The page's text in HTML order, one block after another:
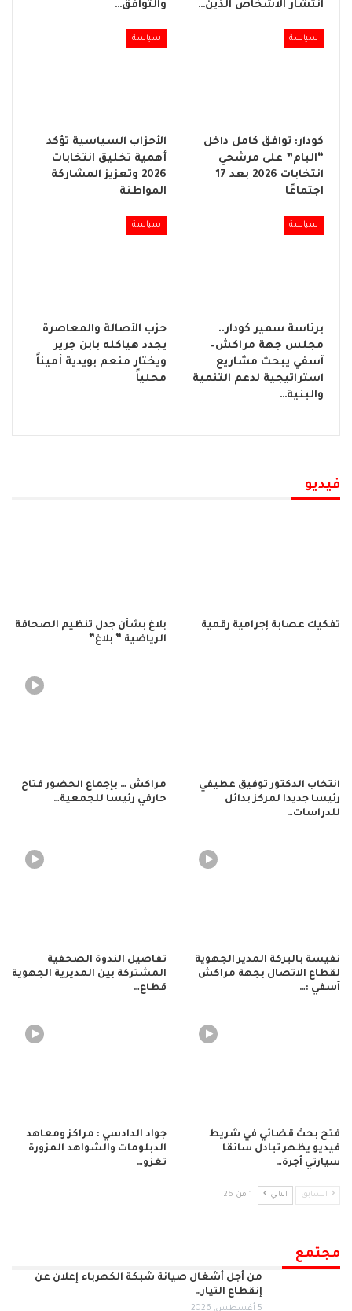
انتشار الاشخاص الذين… والتوافق…
سياسة
كودار: توافق كامل داخل
“البام” على مرشحي
انتخابات 2026 بعد 17
اجتماعًا
سياسة
الأحزاب السياسية تؤكد
أهمية تخليق انتخابات
2026 وتعزيز المشاركة
المواطنة
سياسة
برئاسة سمير كودار..
مجلس جهة مراكش–
آسفي يبحث مشاريع
استراتيجية لدعم التنمية
والبنية…
سياسة
حزب الأصالة والمعاصرة
يجدد هياكله بابن جرير
ويختار منعم بويدية أميناً
محلياً
فيديو
تفكيك عصابة إجرامية رقمية
بلاغ بشأن جدل تنظيم الصحافة
الرياضية ” بلاغ”
انتخاب الدكتور توفيق عطيفي
رئيسا جديدا لمركز بدائل
للدراسات…
مراكش … بإجماع الحضور فتاح
حارفي رئيسا للجمعية…
نفيسة بالبركة المدير الجهوية
لقطاع الاتصال بجهة مراكش
آسفي :…
تفاصيل الندوة الصحفية
المشتركة بين المديرية الجهوية
قطاع…
فتح بحث قضائي في شريط
فيديو يظهر تبادل سائقا
سيارتي أجرة…
جواد الدادسي : مراكز ومعاهد
الدبلومات والشواهد المزورة
تغزو…
السابق التالي 1 من 26
مجتمع
من أجل أشغال صيانة شبكة الكهرباء إعلان عن
إنقطاع التيار…
5 أغسطس, 2026